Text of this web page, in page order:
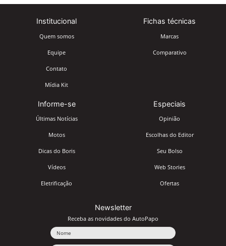
Institucional
Quem somos
Equipe
Contato
Mídia Kit
Fichas técnicas
Marcas
Comparativo
Informe-se
Últimas Notícias
Motos
Dicas do Boris
Vídeos
Eletrificação
Especiais
Opinião
Escolhas do Editor
Seu Bolso
Web Stories
Ofertas
Newsletter
Receba as novidades do AutoPapo